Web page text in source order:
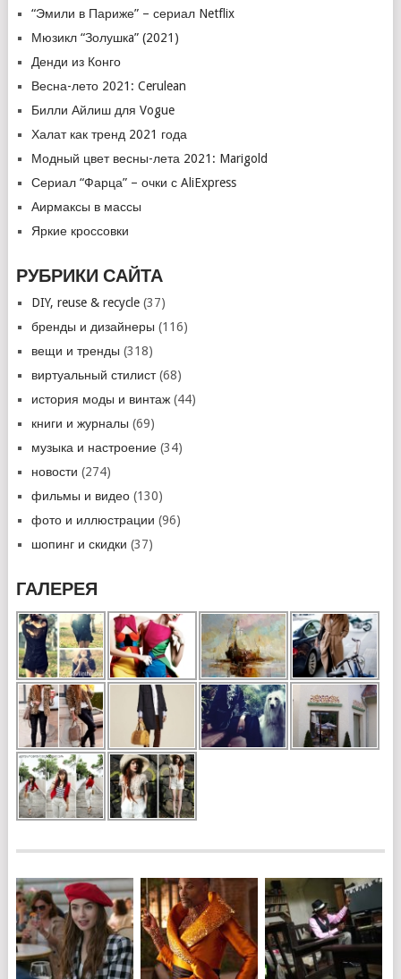
“Эмили в Париже” – сериал Netflix
Мюзикл “Золушкa” (2021)
Денди из Конго
Весна-лето 2021: Cerulean
Билли Айлиш для Vogue
Халат как тренд 2021 года
Модный цвет весны-лета 2021: Marigold
Сериал “Фарца” – очки с AliExpress
Аирмаксы в массы
Яркие кроссовки
РУБРИКИ САЙТА
DIY, reuse & recycle(37)
бренды и дизайнеры (116)
вещи и тренды (318)
виртуальный стилист(68)
история моды и винтаж(44)
книги и журналы (69)
музыка и настроение(34)
новости (274)
фильмы и видео(130)
фото и иллюстрации (96)
шопинг и скидки (37)
ГАЛЕРЕЯ